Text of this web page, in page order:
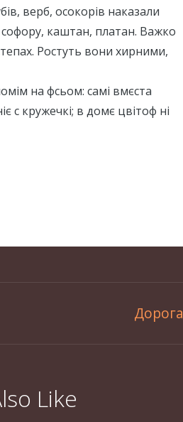
верб, осокорів наказали
каштан, платан. Важко
Ростуть вони хирними,
на фсьом: самі вмєста
с кружечкі; в домє цвітоф ні
Дорога
Like